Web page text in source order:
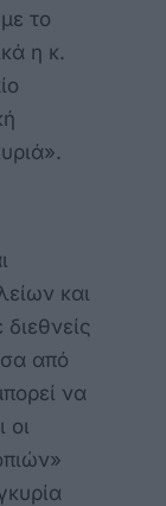
το
η κ.
και
από
να
οι